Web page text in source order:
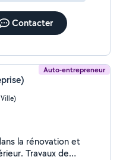
Contacter
Auto-entrepreneur
la rénovation et
de